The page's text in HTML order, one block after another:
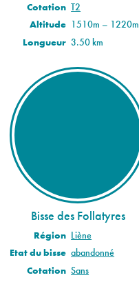
Cotation T2
Altitude 1510m – 1220m
Longueur 3.50 km
Bisse des Follatyres
Région Liène
Etat du bisse abandonné
Cotation Sans